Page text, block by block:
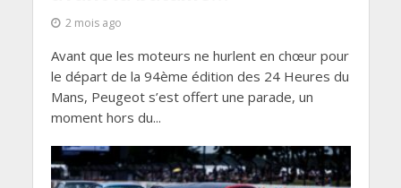
2 mois ago
Avant que les moteurs ne hurlent en chœur pour
le départ de la 94ème édition des 24 Heures du
Mans, Peugeot s’est offert une parade, un
moment hors du...